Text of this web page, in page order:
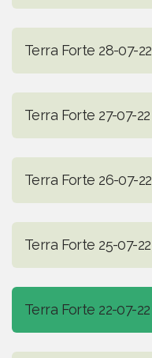
Terra Forte 28-07-22
Terra Forte 27-07-22
Terra Forte 26-07-22
Terra Forte 25-07-22
Terra Forte 22-07-22